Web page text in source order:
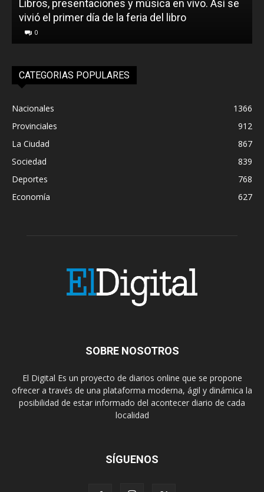
Libros, presentaciones y música en vivo. Así se
vivió el primer día de la feria del libro
0
CATEGORIAS POPULARES
Nacionales
1366
Provinciales
912
La Ciudad
867
Sociedad
839
Deportes
768
Economía
627
SOBRE NOSOTROS
El Digital Es un proyecto de diarios online que se propone
ofrecer a través de una plataforma moderna, ágil y dinámica la
posibilidad de estar informado del acontecer diario de cada
localidad
SÍGUENOS